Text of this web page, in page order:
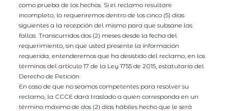
como prueba de los hechos. Si el reclamo resultare
incompleto, lo requeriremos dentro de los cinco (5) días
siguientes a la recepción del mismo para que subsane las
fallas. Transcurridos dos (2) meses desde la fecha del
requerimiento, sin que usted presente la información
requerida, entenderemos que ha desistido del reclamo, en los
términos del artículo 17 de la Ley 1755 de 2015, estatutaria del
Derecho de Petición.
En caso de que no seamos competentes para resolver su
reclamo, la CCCE dará traslado a quien corresponda en un
término máximo de dos (2) días hábiles hecho que le será